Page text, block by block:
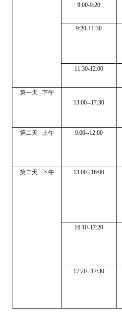
9:00-9:20
9:20-11:30
11:30-12:00
第一天
下午
13:00--17:30
第二天
上午 9:00--12:00
第二天 下午 13:00--16:00
16:10-17:20
17:20--17:30